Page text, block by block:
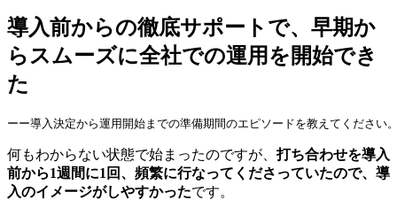
導入前からの徹底サポートで、早期か
らスムーズに全社での運用を開始でき
た
ーー導入決定から運用開始までの準備期間のエピソードを教えてください
何もわからない状態で始まったのですが、打ち合わせを導入
前から1週間に1回、頻繁に行なってくださっていたので、導
入のイメージがしやすかったです。